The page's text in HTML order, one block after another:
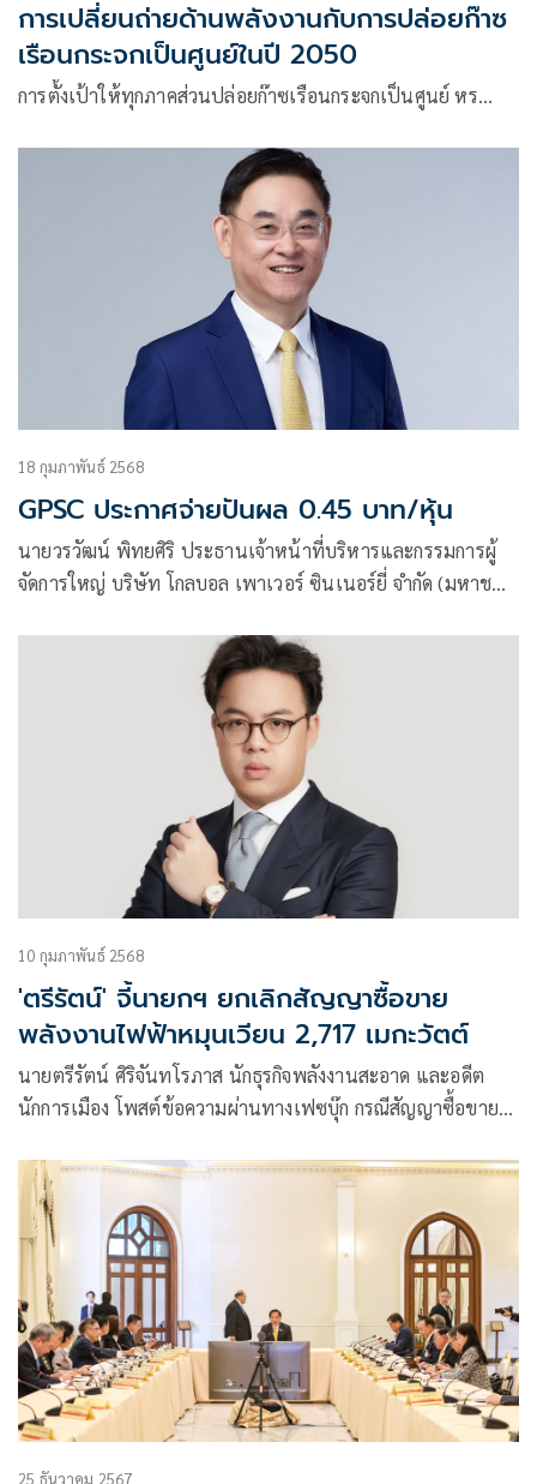
การเปลี่ยนถ่ายด้านพลังงานกับการปล่อยก๊าซ
เรือนกระจกเป็นศูนย์ในปี 2050
การตั้งเป้าให้ทุกภาคส่วนปล่อยก๊าซเรือนกระจกเป็นศูนย์ หร…
18 กุมภาพันธ์ 2568
GPSC ประกาศจ่ายปันผล 0.45 บาท/หุ้น
นายวรวัฒน์ พิทยศิริ ประธานเจ้าหน้าที่บริหารและกรรมการผู้
จัดการใหญ่ บริษัท โกลบอล เพาเวอร์ ซินเนอร์ยี่ จำกัด (มหาชน)
ได้รวมทั้งสิ้น 90,730 ล้านบาท ลดลง 0.4% ขณะที่มี EBITDA
รวมทั้งสิ้น 19,009 ล้านบาท เพิ่มขึ้น 8% เมื่อเทียบกับปี 2566
10 กุมภาพันธ์ 2568
'ตรีรัตน์' จี้นายกฯ ยกเลิกสัญญาซื้อขาย
พลังงานไฟฟ้าหมุนเวียน 2,717 เมกะวัตต์
นายตรีรัตน์ ศิริจันทโรภาส นักธุรกิจพลังงานสะอาด และอดีต
นักการเมือง โพสต์ข้อความผ่านทางเฟซบุ๊ก กรณีสัญญาซื้อขาย
เป็นต้นเหตุของค่
25 ธันวาคม 2567